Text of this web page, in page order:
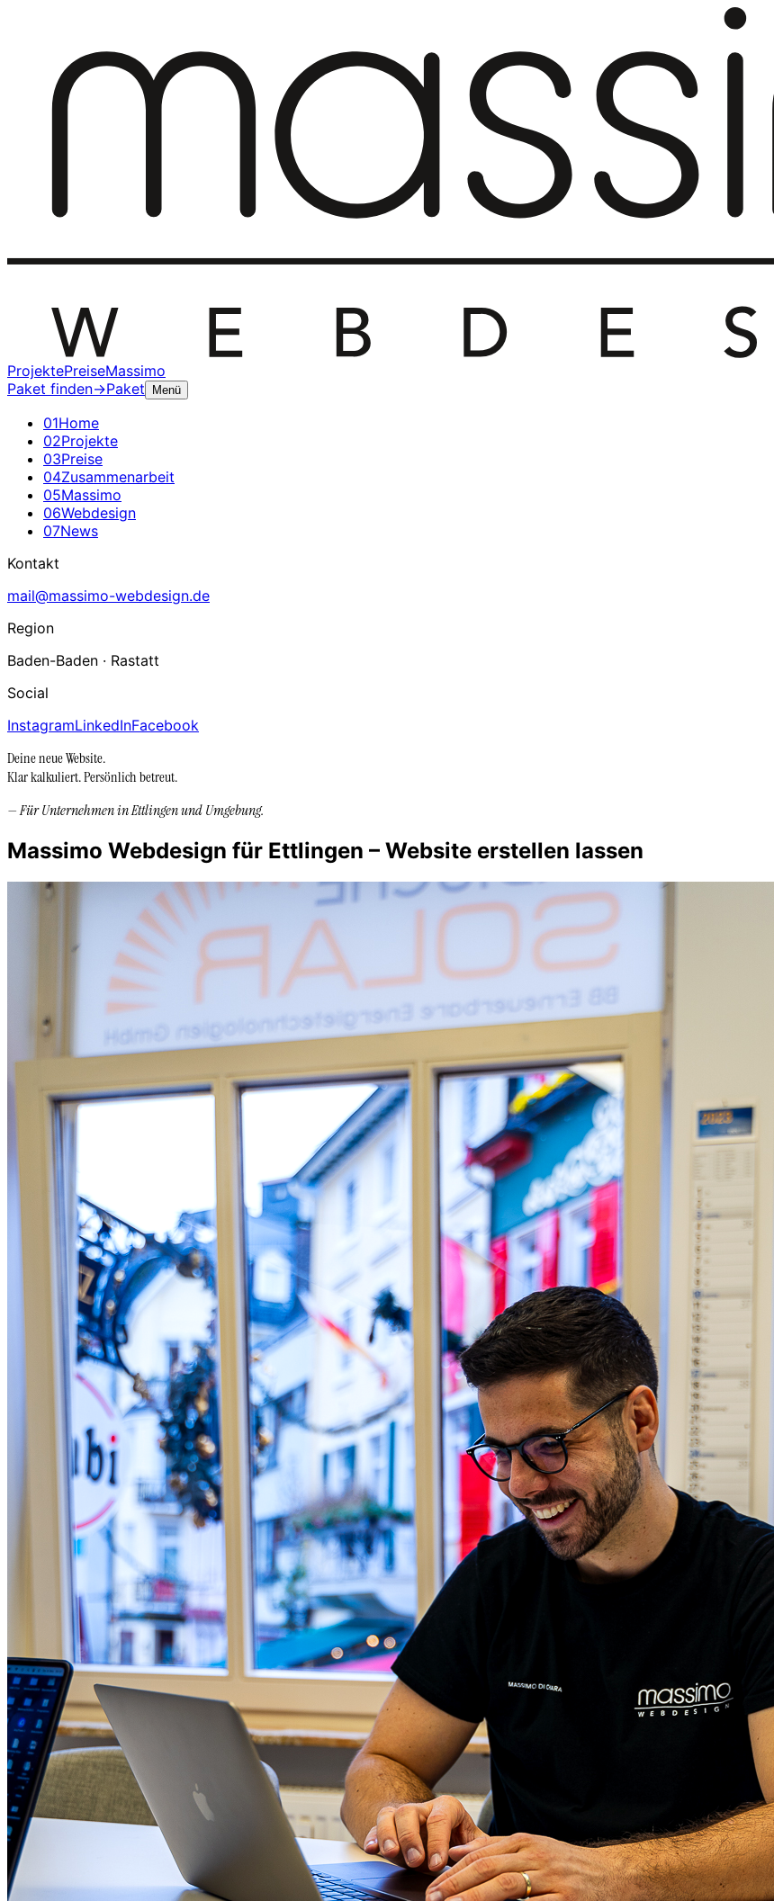
ProjektePreiseMassimo
Paket finden→Paket Menü
01Home
02Projekte
03Preise
04Zusammenarbeit
05Massimo
06Webdesign
07News
Kontakt
mail@massimo-webdesign.de
Region
Baden-Baden · Rastatt
Social
InstagramLinkedInFacebook
Deine neue Website.
Klar kalkuliert.Persönlich betreut.
—Für Unternehmen inEttlingenund Umgebung.
Massimo Webdesign für Ettlingen – Website erstellen lassen